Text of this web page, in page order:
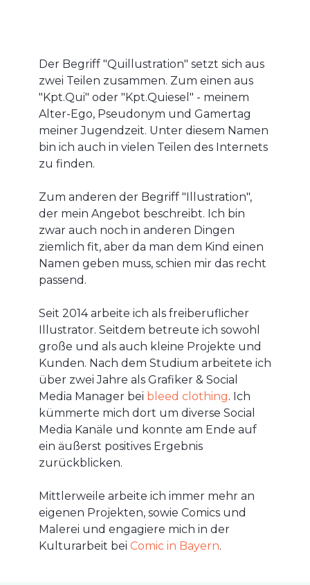
Der Begriff "Quillustration" setzt sich aus
zwei Teilen zusammen. Zum einen aus
"Kpt.Qui" oder "Kpt.Quiesel" - meinem
Alter-Ego, Pseudonym und Gamertag
meiner Jugendzeit. Unter diesem Namen
bin ich auch in vielen Teilen des Internets
zu finden.
Zum anderen der Begriff "Illustration",
der mein Angebot beschreibt. Ich bin
zwar auch noch in anderen Dingen
ziemlich fit, aber da man dem Kind einen
Namen geben muss, schien mir das recht
passend.
Seit 2014 arbeite ich als freiberuflicher
Illustrator. Seitdem betreute ich sowohl
große und als auch kleine Projekte und
Kunden. Nach dem Studium arbeitete ich
über zwei Jahre als Grafiker & Social
Media Manager bei bleed clothing. Ich
kümmerte mich dort um diverse Social
Media Kanäle und konnte am Ende auf
ein äußerst positives Ergebnis
zurückblicken.
Mittlerweile arbeite ich immer mehr an
eigenen Projekten, sowie Comics und
Malerei und engagiere mich in der
Kulturarbeit bei Comic in Bayern.